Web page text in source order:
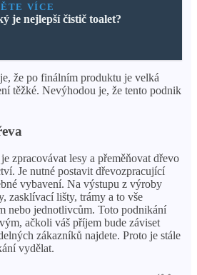
VÍCE
je nejlepší čistič toalet?
že po finálním produktu je velká
těžké. Nevýhodou je, že tento podnik
zpracovávat lesy a přeměňovat dřevo
Je nutné postavit dřevozpracující
vybavení. Na výstupu z výroby
zasklívací lišty, trámy a to vše
nebo jednotlivcům. Toto podnikání
ačkoli váš příjem bude záviset
zákazníků najdete. Proto je stále
vydělat.